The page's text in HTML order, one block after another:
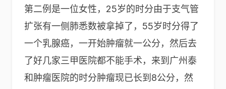
第二例是一位女性，25岁的时分由于支气管
扩张有一侧肺悉数被拿掉了，55岁时分得了
一个乳腺癌，一开始肿瘤就一公分，然后去
了好几家三甲医院都不能手术，来到广州泰
和肿瘤医院的时分肿瘤现已长到8公分，然